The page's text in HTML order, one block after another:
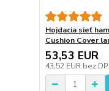
Hojdacia sieť
Cushion Cover
53,53 EUR
43,52 EUR bez